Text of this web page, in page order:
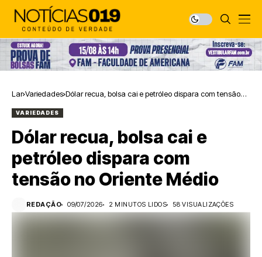
Lar Variedades Dólar recua, bolsa cai e petróleo dispara com tensão
VARIEDADES
Dólar recua, bolsa cai e
petróleo dispara com
tensão no Oriente Médio
REDAÇÃO 09/07/2026 2 MINUTOS LIDOS 58 VISUALIZAÇÕES